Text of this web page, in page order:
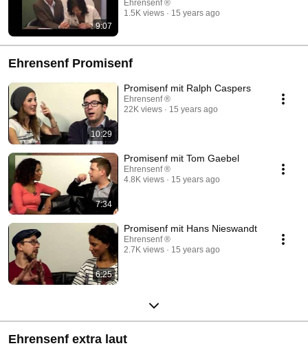
9:07
Ehrensenf ®
1.5K views
15 years ago
Ehrensenf Promisenf
10:29
Promisenf mit Ralph Caspers
Ehrensenf ®
22K views
15 years ago
7:34
Promisenf mit Tom Gaebel
Ehrensenf ®
4.8K views
15 years ago
6:25
Promisenf mit Hans Nieswandt
Ehrensenf ®
2.7K views
15 years ago
Ehrensenf extra laut